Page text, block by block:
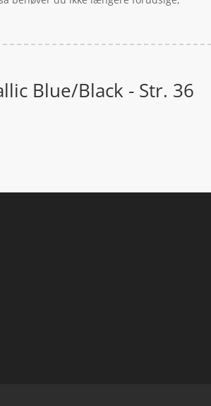
Blue/Black - Str. 36